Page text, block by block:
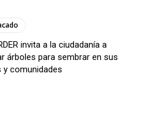
invita a la ciudadanía a
árboles para sembrar en sus
y comunidades